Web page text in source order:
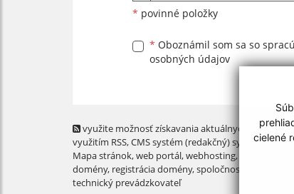
cielené
* povinné položky
* Oboznámil som sa so
osobných údajov
využite možnosť získavania aktuálnych informácií
využitím RSS, CMS systém (redakčný) systém
Mapa stránok,web portál,webhosting,
domény, registrácia domény,spoločnosť
technický prevádzkovateľ